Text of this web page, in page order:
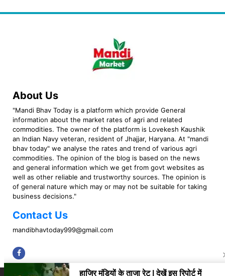
About Us
"Mandi Bhav Today is a platform which provide General
information about the market rates of agri and related
commodities. The owner of the platform is Lovekesh Kaushik
an Indian Navy veteran, resident of Jhajjar, Haryana. At "mandi
bhav today" we analyse the rates and trend of various agri
commodities. The opinion of the blog is based on the news
and general information which we get from govt websites as
well as other reliable and trustworthy sources. The opinion is
of general nature which may or may not be suitable for taking
business decisions."
Contact Us
mandibhavtoday999@gmail.com